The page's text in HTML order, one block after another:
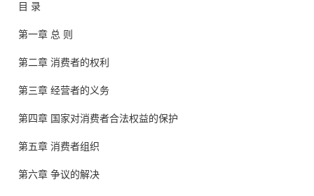
目 录
第一章 总 则
第二章 消费者的权利
第三章 经营者的义务
第四章 国家对消费者合法权益的保护
第五章 消费者组织
第六章 争议的解决